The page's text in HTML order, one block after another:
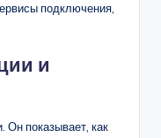
подключения,
и
Он показывает, как